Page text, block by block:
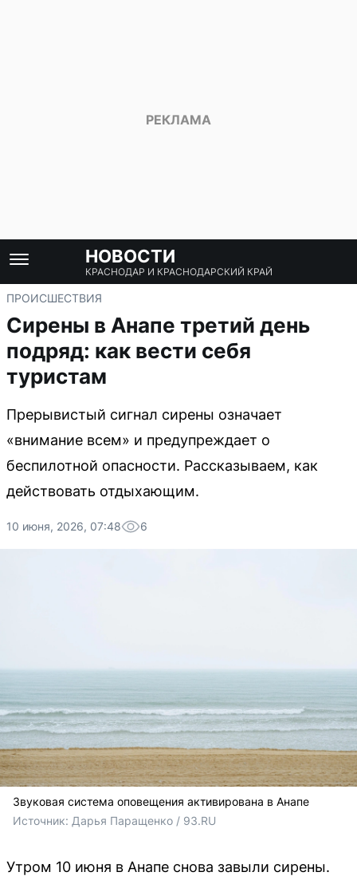
НОВОСТИ
КРАСНОДАР И КРАСНОДАРСКИЙ КРАЙ
ПРОИСШЕСТВИЯ
Сирены в Анапе третий день
подряд: как вести себя
туристам
Прерывистый сигнал сирены означает
«внимание всем» и предупреждает о
беспилотной опасности. Рассказываем, как
действовать отдыхающим.
10 июня, 2026, 07:48 6
Звуковая система оповещения активирована в Анапе
Источник: Дарья Паращенко / 93.RU
Утром 10 июня в Анапе снова завыли сирены.